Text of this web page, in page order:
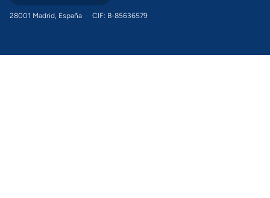
28001 Madrid, España · CIF: B-85636579